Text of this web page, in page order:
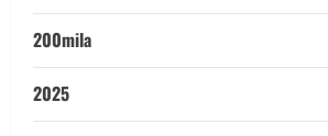
200mila
2025